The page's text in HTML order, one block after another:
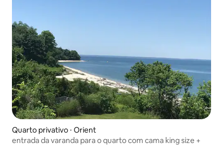
Quarto privativo ⋅ Orient
entrada da varanda para o quarto com cama king size +